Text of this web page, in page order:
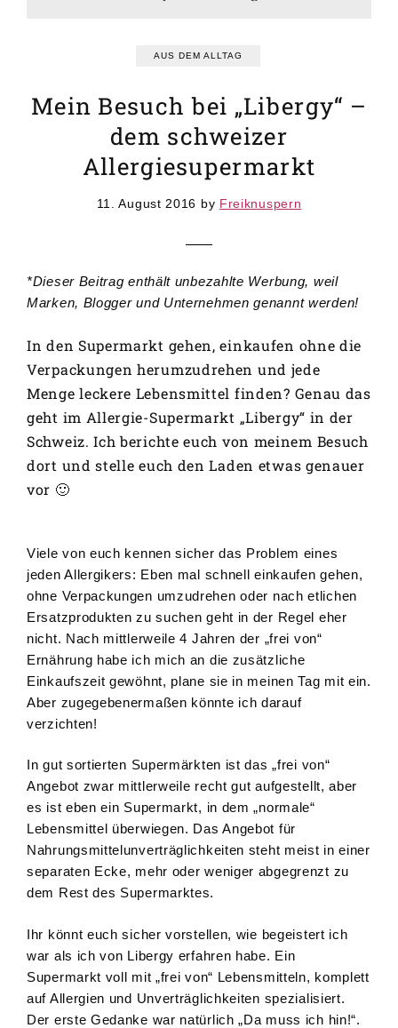
AUS DEM ALLTAG
Mein Besuch bei „Libergy“ –
dem schweizer
Allergiesupermarkt
11. August 2016 by Freiknuspern
*Dieser Beitrag enthält unbezahlte Werbung, weil
Marken, Blogger und Unternehmen genannt werden!
In den Supermarkt gehen, einkaufen ohne die
Verpackungen herumzudrehen und jede
Menge leckere Lebensmittel finden? Genau das
geht im Allergie-Supermarkt „Libergy“ in der
Schweiz. Ich berichte euch von meinem Besuch
dort und stelle euch den Laden etwas genauer
vor 🙂
Viele von euch kennen sicher das Problem eines
jeden Allergikers: Eben mal schnell einkaufen gehen,
ohne Verpackungen umzudrehen oder nach etlichen
Ersatzprodukten zu suchen geht in der Regel eher
nicht. Nach mittlerweile 4 Jahren der „frei von“
Ernährung habe ich mich an die zusätzliche
Einkaufszeit gewöhnt, plane sie in meinen Tag mit ein.
Aber zugegebenermaßen könnte ich darauf
verzichten!
In gut sortierten Supermärkten ist das „frei von“
Angebot zwar mittlerweile recht gut aufgestellt, aber
es ist eben ein Supermarkt, in dem „normale“
Lebensmittel überwiegen. Das Angebot für
Nahrungsmittelunverträglichkeiten steht meist in einer
separaten Ecke, mehr oder weniger abgegrenzt zu
dem Rest des Supermarktes.
Ihr könnt euch sicher vorstellen, wie begeistert ich
war als ich von Libergy erfahren habe. Ein
Supermarkt voll mit „frei von“ Lebensmitteln, komplett
auf Allergien und Unverträglichkeiten spezialisiert.
Der erste Gedanke war natürlich „Da muss ich hin!“.